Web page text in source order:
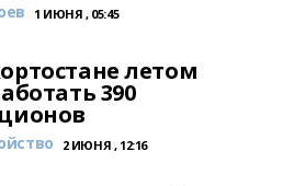
1 ИЮНЯ , 05:45
летом
390
2 ИЮНЯ , 12:16